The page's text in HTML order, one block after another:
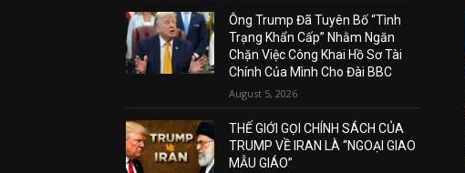
Ông Trump Đã Tuyên Bố “Tình
Trạng Khẩn Cấp” Nhằm Ngăn
Chặn Việc Công Khai Hồ Sơ Tài
Chính Của Mình Cho Đài BBC
August 5, 2026
THẾ GIỚI GỌI CHÍNH SÁCH CỦA
TRUMP VỀ IRAN LÀ “NGOẠI GIAO
MẪU GIÁO”